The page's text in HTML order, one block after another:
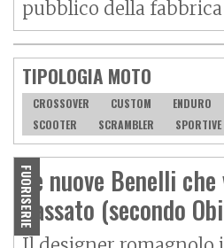
pubblico della fabbrica
TIPOLOGIA MOTO
CROSSOVER CUSTOM ENDURO
SCOOTER
SCRAMBLER SPORTIVE
FUORISERIE
Le nuove Benelli
passato (secondo